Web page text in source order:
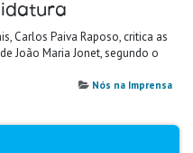
Carlos Paiva Raposo, critica as
João Maria Jonet, segundo o
Nós na Imprensa